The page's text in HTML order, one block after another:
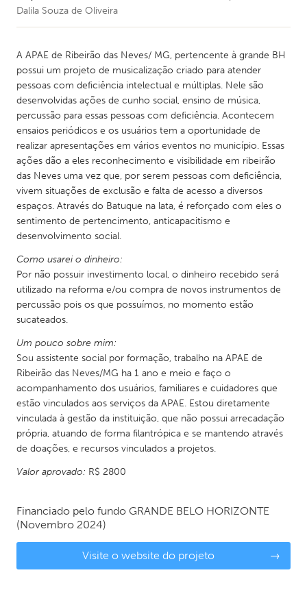
Dalila Souza de Oliveira
A APAE de Ribeirão das Neves/ MG, pertencente à grande BH
possui um projeto de musicalização criado para atender
pessoas com deficiência intelectual e múltiplas. Nele são
desenvolvidas ações de cunho social, ensino de música,
percussão para essas pessoas com deficiência. Acontecem
ensaios periódicos e os usuários tem a oportunidade de
realizar apresentações em vários eventos no município. Essas
ações dão a eles reconhecimento e visibilidade em ribeirão
das Neves uma vez que, por serem pessoas com deficiência,
vivem situações de exclusão e falta de acesso a diversos
espaços. Através do Batuque na lata, é reforçado com eles o
sentimento de pertencimento, anticapacitismo e
desenvolvimento social.
Como usarei o dinheiro:
Por não possuir investimento local, o dinheiro recebido será
utilizado na reforma e/ou compra de novos instrumentos de
percussão pois os que possuímos, no momento estão
sucateados.
Um pouco sobre mim:
Sou assistente social por formação, trabalho na APAE de
Ribeirão das Neves/MG ha 1 ano e meio e faço o
acompanhamento dos usuários, familiares e cuidadores que
estão vinculados aos serviços da APAE. Estou diretamente
vinculada à gestão da instituição, que não possui arrecadação
própria, atuando de forma filantrópica e se mantendo através
de doações, e recursos vinculados a projetos.
Valor aprovado: R$ 2800
Financiado pelo fundo GRANDE BELO HORIZONTE
(Novembro 2024)
Visite o website do projeto →